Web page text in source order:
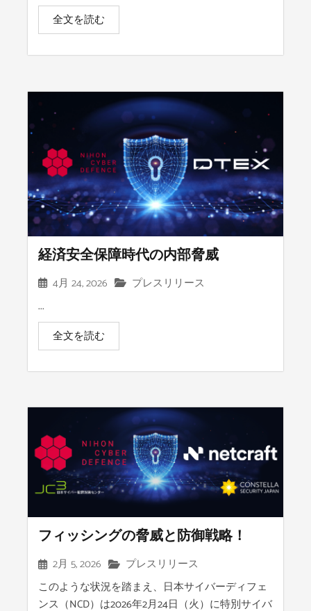
全文を読む
経済安全保障時代の内部脅威
4月 24, 2026
プレスリリース
...
全文を読む
フィッシングの脅威と防御戦略！
2月 5, 2026
プレスリリース
このような状況を踏まえ、日本サイバーディフェ
ンス（NCD）は2026年2月24日（火）に特別サイバ